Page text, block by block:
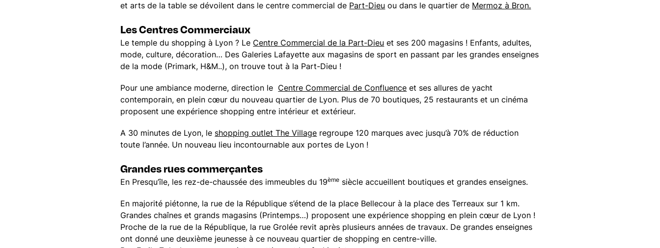
et arts de la table se dévoilent dans le centre commercial de Part-Dieu ou dans le quartier de Mermoz à Bron.
Les Centres Commerciaux
Le temple du shopping à Lyon ? Le Centre Commercial de la Part-Dieu et ses 200 magasins ! Enfants, adultes,
mode, culture, décoration… Des Galeries Lafayette aux magasins de sport en passant par les grandes enseignes
de la mode (Primark, H&M..), on trouve tout à la Part-Dieu !
Pour une ambiance moderne, direction le Centre Commercial de Confluence et ses allures de yacht
contemporain, en plein cœur du nouveau quartier de Lyon. Plus de 70 boutiques, 25 restaurants et un cinéma
proposent une expérience shopping entre intérieur et extérieur.
A 30 minutes de Lyon, le shopping outlet The Village regroupe 120 marques avec jusqu’à 70% de réduction
toute l’année. Un nouveau lieu incontournable aux portes de Lyon !
Grandes rues commerçantes
En Presqu’île, les rez-de-chaussée des immeubles du 19ème siècle accueillent boutiques et grandes enseignes.
En majorité piétonne, la rue de la République s’étend de la place Bellecour à la place des Terreaux sur 1 km.
Grandes chaînes et grands magasins (Printemps…) proposent une expérience shopping en plein cœur de Lyon !
Proche de la rue de la République, la rue Grolée revit après plusieurs années de travaux. De grandes enseignes
ont donné une deuxième jeunesse à ce nouveau quartier de shopping en centre-ville.